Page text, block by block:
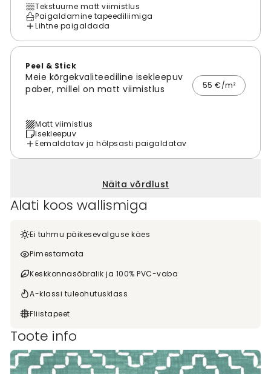
Tekstuurne matt viimistlus
Paigaldamine tapeediliimiga
Lihtne paigaldada
Peel & Stick
Meie kõrgekvaliteediline isekleepuv
paber, millel on matt viimistlus
55 €/m²
Matt viimistlus
Isekleepuv
Eemaldatav ja hõlpsasti paigaldatav
Näita võrdlust
Alati koos wallismiga
Ei tuhmu päikesevalguse käes
Pimestamata
Keskkonnasõbralik ja 100% PVC-vaba
A-klassi tuleohutusklass
Fliistapeet
Toote info